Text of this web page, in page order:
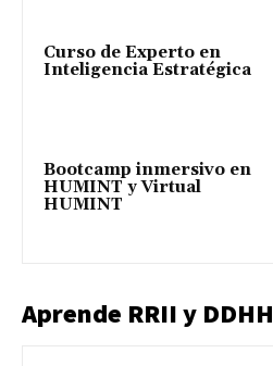
Curso de Experto en
Inteligencia Estratégica
Bootcamp inmersivo en
HUMINT y Virtual
HUMINT
Aprende RRII y DDHH